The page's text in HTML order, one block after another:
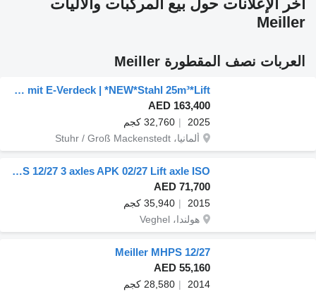
آخر الإعلانات حول بيع المركبات والآليات
Meiller
العربات نصف المقطورة Meiller
Meiller MHPS 44.3-N mit E-Verdeck | *NEW*Stahl 25m³*Lift
AED 163,400
2025
32,760 كجم
ألمانيا، Stuhr / Groß Mackenstedt
Meiller KISA3 MHPS 12/27 3 axles APK 02/27 Lift axle ISO
AED 71,700
2015
35,940 كجم
هولندا، Veghel
Meiller MHPS 12/27
AED 55,160
2014
28,580 كجم